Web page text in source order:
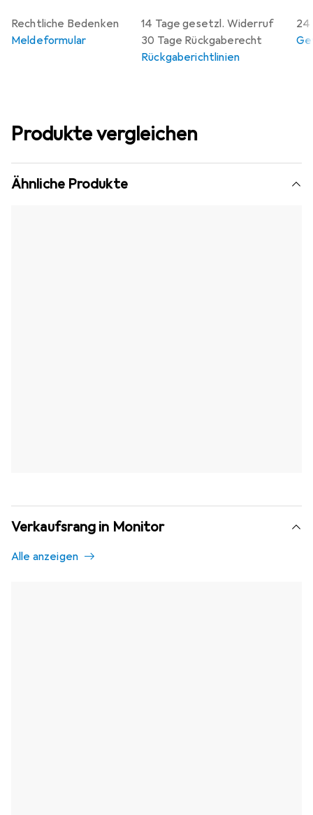
14 Tage gesetzl. Widerruf
30 Tage Rückgaberecht
Rückgaberichtlinien
24
Rechtliche Bedenken
Meldeformular
Produkte vergleichen
Ähnliche Produkte
Verkaufsrang in Monitor
Alle anzeigen